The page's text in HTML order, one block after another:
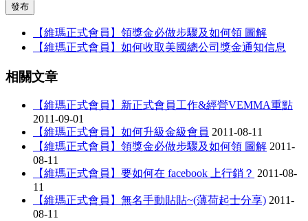
發布
【維瑪正式會員】領獎金必做步驟及如何領 圖解
【維瑪正式會員】如何收取美國總公司獎金通知信息
相關文章
【維瑪正式會員】新正式會員工作&經營VEMMA重點
2011-09-01
【維瑪正式會員】如何升級金級會員 2011-08-11
【維瑪正式會員】領獎金必做步驟及如何領 圖解 2011-
08-11
【維瑪正式會員】要如何在 facebook 上行銷？ 2011-08-
11
【維瑪正式會員】無名手動貼貼~(薄荷起士分享) 2011-
08-11